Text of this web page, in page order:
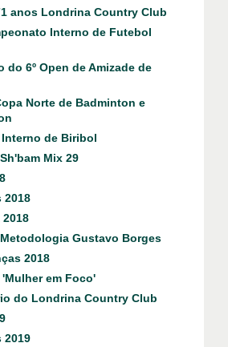
anos Londrina Country Club
Interno de Futebol
do 6º Open de Amizade de
Norte de Badminton e
de Biribol
Mix 29
2018
Gustavo Borges
2018
em Foco'
do Londrina Country Club
2019